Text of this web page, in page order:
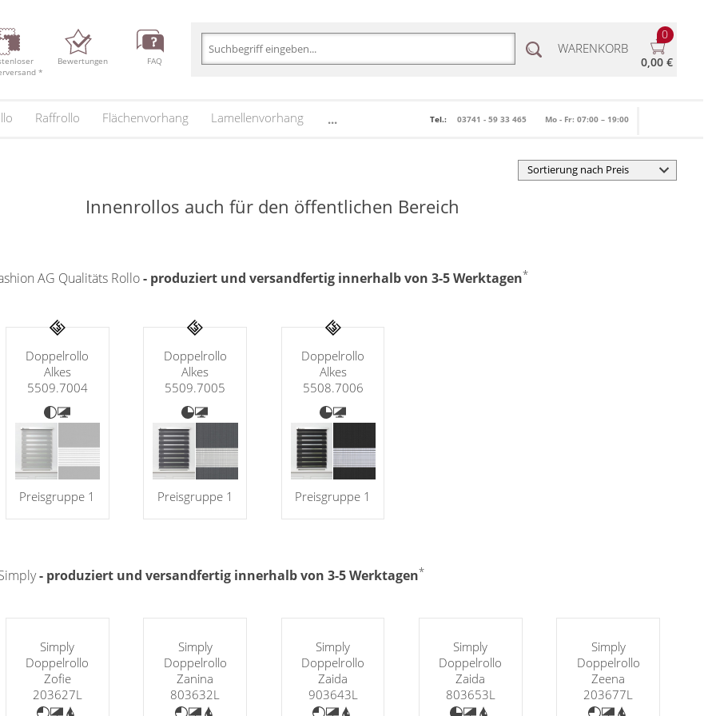
*
Bewertungen FAQ
0
WARENKORB
0,00 €
Raffrollo Flächenvorhang Lamellenvorhang ... Tel.: 03741 - 59 33 465 Mo - Fr: 07:00 – 19:00
Innenrollos auch für den öffentlichen Bereich
AG Qualitäts Rollo- produziert und versandfertig innerhalb von 3-5 Werktagen*
Doppelrollo
Alkes
5509.7004
Preisgruppe 1
Doppelrollo
Alkes
5509.7005
Preisgruppe 1
Doppelrollo
Alkes
5508.7006
Preisgruppe 1
- produziert und versandfertig innerhalb von 3-5 Werktagen*
Simply
Doppelrollo
Zofie
203627L
Simply
Doppelrollo
Zanina
803632L
Simply
Doppelrollo
Zaida
903643L
Simply
Doppelrollo
Zaida
803653L
Simply
Doppelrollo
Zeena
203677L